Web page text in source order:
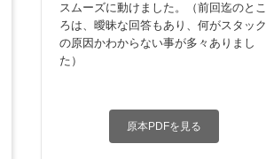
スムーズに動けました。（前回迄のとこ
ろは、曖昧な回答もあり、何がスタック
の原因かわからない事が多々ありまし
た）
原本PDFを見る